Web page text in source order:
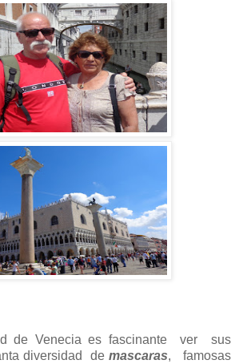
de Venecia es fascinante ver sus
diversidad de mascaras, famosas